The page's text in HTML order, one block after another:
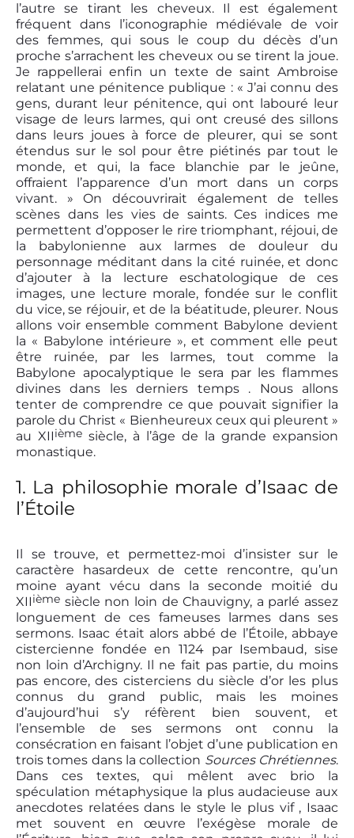
l’autre se tirant les cheveux. Il est également
fréquent dans l’iconographie médiévale de voir
des femmes, qui sous le coup du décès d’un
proche s’arrachent les cheveux ou se tirent la joue.
Je rappellerai enfin un texte de saint Ambroise
relatant une pénitence publique : « J’ai connu des
gens, durant leur pénitence, qui ont labouré leur
visage de leurs larmes, qui ont creusé des sillons
dans leurs joues à force de pleurer, qui se sont
étendus sur le sol pour être piétinés par tout le
monde, et qui, la face blanchie par le jeûne,
offraient l’apparence d’un mort dans un corps
vivant. » On découvrirait également de telles
scènes dans les vies de saints. Ces indices me
permettent d’opposer le rire triomphant, réjoui, de
la babylonienne aux larmes de douleur du
personnage méditant dans la cité ruinée, et donc
d’ajouter à la lecture eschatologique de ces
images, une lecture morale, fondée sur le conflit
du vice, se réjouir, et de la béatitude, pleurer. Nous
allons voir ensemble comment Babylone devient
la « Babylone intérieure », et comment elle peut
être ruinée, par les larmes, tout comme la
Babylone apocalyptique le sera par les flammes
divines dans les derniers temps . Nous allons
tenter de comprendre ce que pouvait signifier la
parole du Christ « Bienheureux ceux qui pleurent »
au XIIième siècle, à l’âge de la grande expansion
monastique.
1. La philosophie morale d’Isaac de
l’Étoile
Il se trouve, et permettez-moi d’insister sur le
caractère hasardeux de cette rencontre, qu’un
moine ayant vécu dans la seconde moitié du
XIIième siècle non loin de Chauvigny, a parlé assez
longuement de ces fameuses larmes dans ses
sermons. Isaac était alors abbé de l’Étoile, abbaye
cistercienne fondée en 1124 par Isembaud, sise
non loin d’Archigny. Il ne fait pas partie, du moins
pas encore, des cisterciens du siècle d’or les plus
connus du grand public, mais les moines
d’aujourd’hui s’y réfèrent bien souvent, et
l’ensemble de ses sermons ont connu la
consécration en faisant l’objet d’une publication en
trois tomes dans la collection Sources Chrétiennes.
Dans ces textes, qui mêlent avec brio la
spéculation métaphysique la plus audacieuse aux
anecdotes relatées dans le style le plus vif , Isaac
met souvent en œuvre l’exégèse morale de